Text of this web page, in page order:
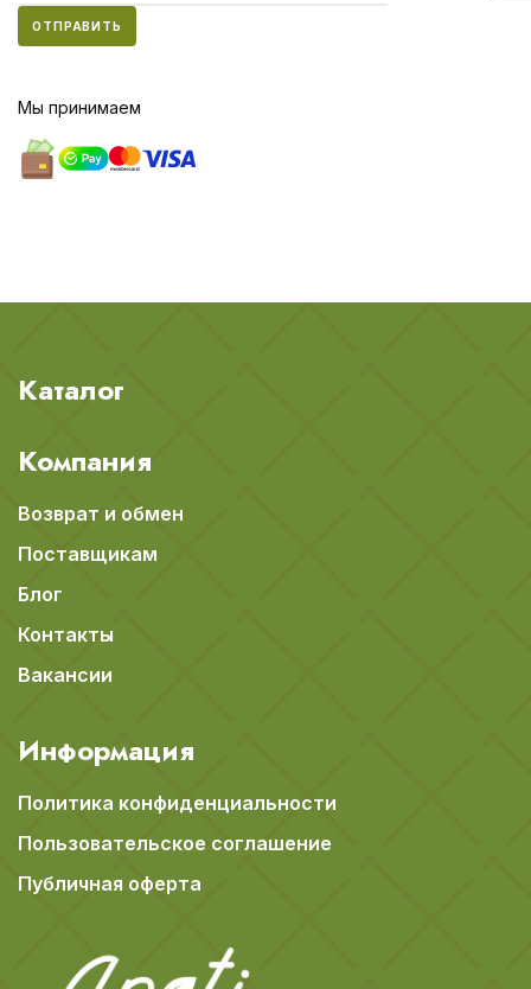
ОТПРАВИТЬ
Мы принимаем
Каталог
Компания
Возврат и обмен
Поставщикам
Блог
Контакты
Вакансии
Информация
Политика конфиденциальности
Пользовательское соглашение
Публичная оферта